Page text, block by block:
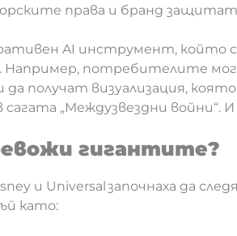
права и бранд
AI инструмент, който
Например, потребителите
да получат визуализация,
сагата „Междузвездни
гигантите?
и Universal започнаха да
като: